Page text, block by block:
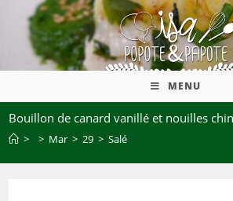
MENU
Bouillon de canard vanillé et nouilles
> > Mar > 29 > Salé